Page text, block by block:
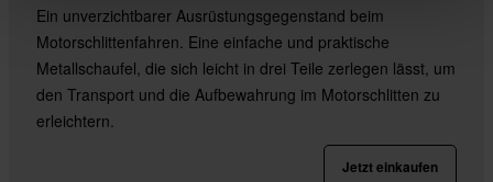
Ein unverzichtbarer Ausrüstungsgegenstand beim
Motorschlittenfahren. Eine einfache und praktische
Metallschaufel, die sich leicht in drei Teile zerlegen lässt, um
den Transport und die Aufbewahrung im Motorschlitten zu
erleichtern.
Jetzt einkaufen